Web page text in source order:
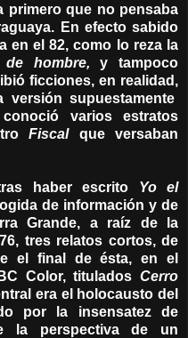
primero que no pensaba
En efecto sabido
en el 82, como lo reza la
de hombre,y tampoco
ficciones, en realidad,
versión supuestamente
conoció varios estratos
Fiscal que versaban
haber escrito Yo el
de información y de
Grande, a raíz de la
tres relatos cortos, de
el final de ésta, en el
Color, titulados Cerro
era el holocausto del
por la insensatez de
la perspectiva de un